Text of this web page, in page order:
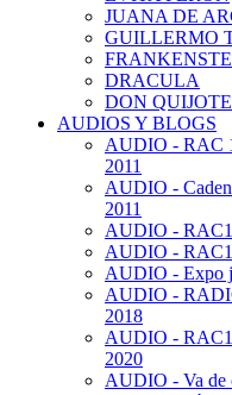
JUANA DE
GUILLERMO
DRACULA
DON QUIJOTE
AUDIOS Y BLOGS
AUDIO - RAC
2011
AUDIO -
2011
AUDIO -
AUDIO -
AUDIO - Expo
AUDIO -
2018
AUDIO -
2020
AUDIO - Va de